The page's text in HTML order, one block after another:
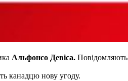
Альфонсо Девіса. Повідомляють
канадцю нову угоду.